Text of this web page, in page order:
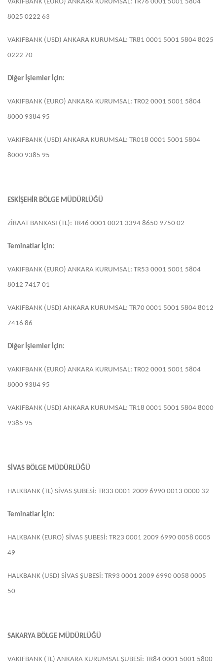
VAKIFBANK (EURO) ANKARA KURUMSAL: TR76 0001 5001 5804
8025 0222 63
VAKIFBANK (USD) ANKARA KURUMSAL: TR81 0001 5001 5804 8025
0222 70
Diğer İşlemler İçin:
VAKIFBANK (EURO) ANKARA KURUMSAL: TR02 0001 5001 5804
8000 9384 95
VAKIFBANK (USD) ANKARA KURUMSAL: TR018 0001 5001 5804
8000 9385 95
ESKİŞEHİR BÖLGE MÜDÜRLÜĞÜ
ZİRAAT BANKASI (TL): TR46 0001 0021 3394 8650 9750 02
Teminatlar İçin:
VAKIFBANK (EURO) ANKARA KURUMSAL: TR53 0001 5001 5804
8012 7417 01
VAKIFBANK (USD) ANKARA KURUMSAL: TR70 0001 5001 5804 8012
7416 86
Diğer İşlemler İçin:
VAKIFBANK (EURO) ANKARA KURUMSAL: TR02 0001 5001 5804
8000 9384 95
VAKIFBANK (USD) ANKARA KURUMSAL: TR18 0001 5001 5804 8000
9385 95
SİVAS BÖLGE MÜDÜRLÜĞÜ
HALKBANK (TL) SİVAS ŞUBESİ: TR33 0001 2009 6990 0013 0000 32
Teminatlar İçin:
HALKBANK (EURO) SİVAS ŞUBESİ: TR23 0001 2009 6990 0058 0005
49
HALKBANK (USD) SİVAS ŞUBESİ: TR93 0001 2009 6990 0058 0005
50
SAKARYA BÖLGE MÜDÜRLÜĞÜ
VAKIFBANK (TL) ANKARA KURUMSAL ŞUBESİ: TR84 0001 5001 5800